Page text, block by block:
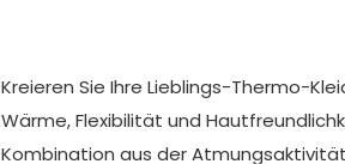
Kreieren Sie Ihre Lieblings-Thermo-
Wärme, Flexibilität und
Kombination aus der